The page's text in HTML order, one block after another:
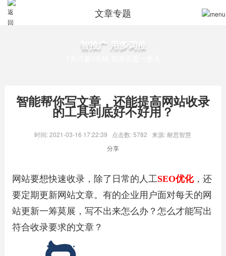
文章专题
智推广 用多词推
智能帮你写文章，还能提高网站收录
的工具到底好不好用？
时间: 2021-03-16 17:22:39 点击数: 5782 来源: 耐思智慧
分享
网站要想快速收录，除了日常的人工SEO优化，还
要定期更新网站文章。有的企业用户面对每天的网
站更新一筹莫展，写不出来怎么办？怎么才能写出
符合收录要求的文章？